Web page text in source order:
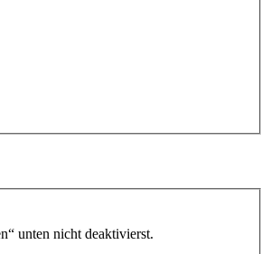
unten nicht deaktivierst.